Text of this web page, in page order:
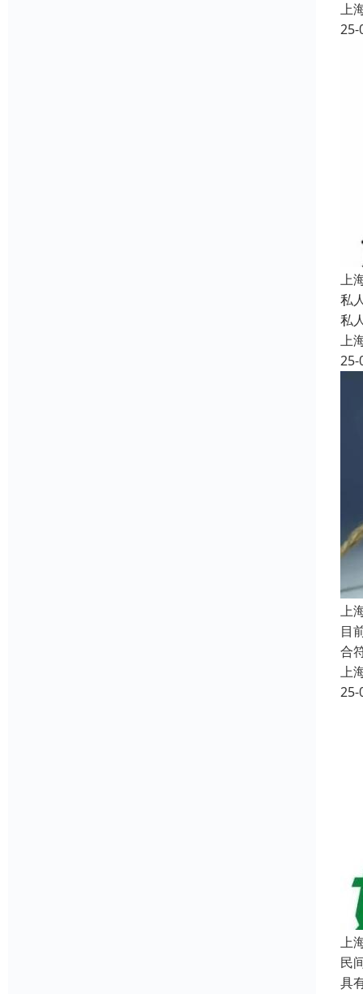
上
25-
上
私
私
上
25-
上
目
合
上
25-
上
民
具